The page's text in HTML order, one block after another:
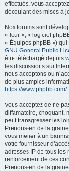
effectués, vous
découlant des mises à
Nos forums sont
« leur », « logiciel
« Équipes phpBB ») qui
GNU General Public
être téléchargé depuis
les discussions sur
nous acceptons ou
de plus amples
https://www.phpbb.com/.
Vous acceptez de ne
diffamatoire, choquant,
peut transgresser les
Prenons-en de la
vous mener à un
votre fournisseur
adresses IP de tous les
renforcement de ces
Prenons-en de la